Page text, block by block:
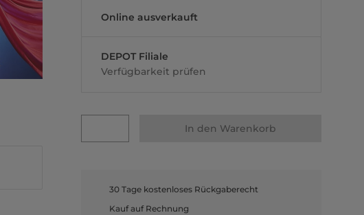
Online ausverkauft
DEPOT Filiale
Verfügbarkeit prüfen
In den Warenkorb
30 Tage kostenloses Rückgaberecht
Kauf auf Rechnung